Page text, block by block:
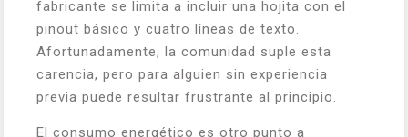
fabricante se limita a incluir una hojita con el
pinout básico y cuatro líneas de texto.
Afortunadamente, la comunidad suple esta
carencia, pero para alguien sin experiencia
previa puede resultar frustrante al principio.
El consumo energético es otro punto a